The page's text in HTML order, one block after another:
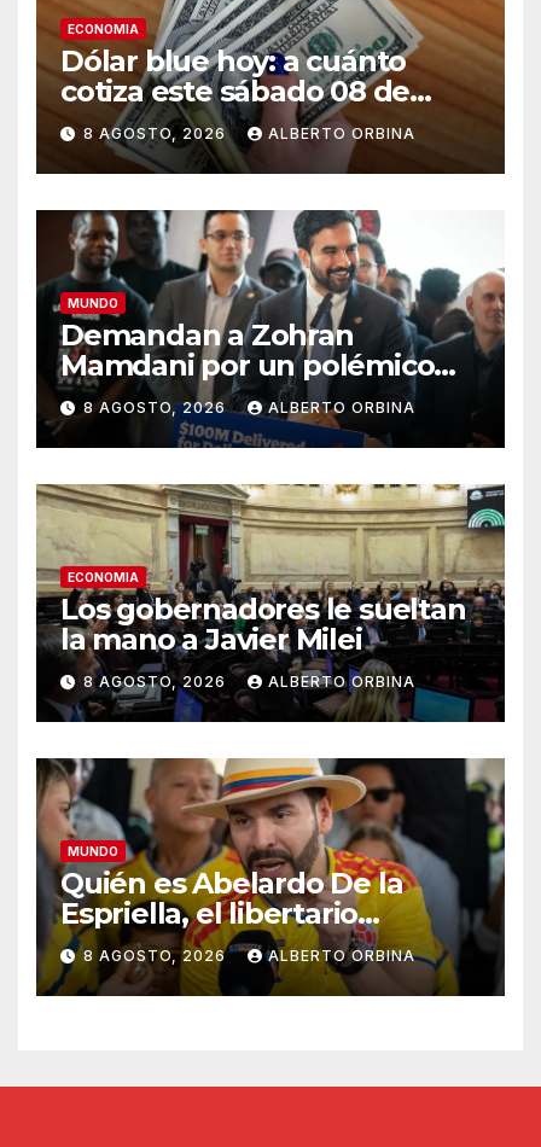
ECONOMIA
Dólar blue hoy: a cuánto
cotiza este sábado 08 de
agosto
8 AGOSTO, 2026 ALBERTO ORBINA
MUNDO
Demandan a Zohran
Mamdani por un polémico
impuesto inmobiliario que
podría afectar a miles de
personas
8 AGOSTO, 2026 ALBERTO ORBINA
ECONOMIA
Los gobernadores le sueltan
la mano a Javier Milei
8 AGOSTO, 2026 ALBERTO ORBINA
MUNDO
Quién es Abelardo De la
Espriella, el libertario
admirador de Javier Milei que
asumió la presidencia de
Colombia
8 AGOSTO, 2026 ALBERTO ORBINA